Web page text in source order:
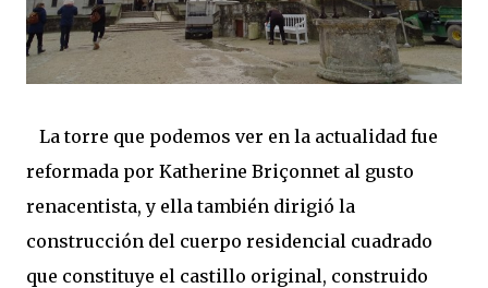
La torre que podemos ver en la actualidad fue
reformada por Katherine Briçonnet al gusto
renacentista, y ella también dirigió la
construcción del cuerpo residencial cuadrado
que constituye el castillo original, construido